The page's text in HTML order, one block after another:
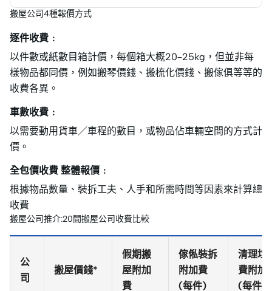
搬屋公司4種報價方式
逐件收費﹕
以件數或紙數目箱計價，每個箱大概20–25kg，但並非每
樣物品都同價，例如搬琴價錢、搬梳化價錢、搬傢俱等等的
收費各異。
車數收費﹕
以需要動用貨車／車程的數目，或物品佔車輛空間的方式計
價。
全包價收費 整體報價﹕
根據物品數量、裝拆工夫、人手和所需時間等因素來計算總
收費
搬屋公司推介:20間搬屋公司收費比較
公
司
搬屋價錢*
假期搬
屋附加
費
傢俬裝拆
附加費
(每件)
清理垃
費附加
(每件)